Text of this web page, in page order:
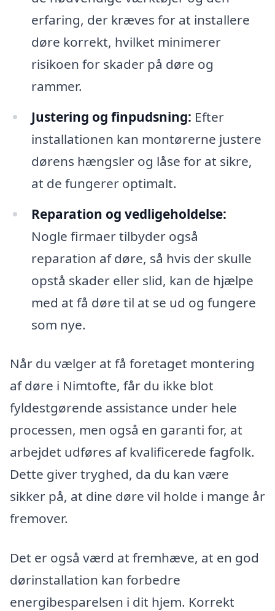
erfaring, der kræves for at installere
døre korrekt, hvilket minimerer
risikoen for skader på døre og
rammer.
Justering og finpudsning: Efter
installationen kan montørerne justere
dørens hængsler og låse for at sikre,
at de fungerer optimalt.
Reparation og vedligeholdelse:
Nogle firmaer tilbyder også
reparation af døre, så hvis der skulle
opstå skader eller slid, kan de hjælpe
med at få døre til at se ud og fungere
som nye.
Når du vælger at få foretaget montering
af døre i Nimtofte, får du ikke blot
fyldestgørende assistance under hele
processen, men også en garanti for, at
arbejdet udføres af kvalificerede fagfolk.
Dette giver tryghed, da du kan være
sikker på, at dine døre vil holde i mange år
fremover.
Det er også værd at fremhæve, at en god
dørinstallation kan forbedre
energibesparelsen i dit hjem. Korrekt